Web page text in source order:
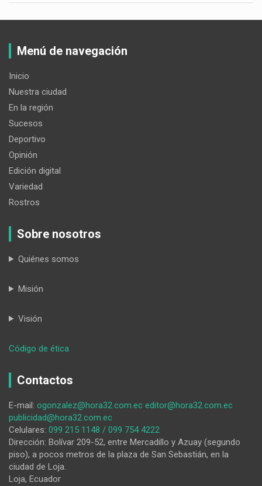
Menú de navegación
Inicio
Nuestra ciudad
En la región
Sucesos
Deportivo
Opinión
Edición digital
Variedad
Rostros
Sobre nosotros
Quiénes somos
Misión
Visión
Código de ética
extranjera
Ecuador
Contactos
E-mail: ogonzalez@hora32.com.ec editor@hora32.com.ec
publicidad@hora32.com.ec
Celulares: 099 215 1148 / 099 754 4222
Dirección: Bolívar 209-52, entre Mercadillo y Azuay (segundo
piso), a pocos metros de la plaza de San Sebastián, en la
ciudad de Loja.
Loja, Ecuador